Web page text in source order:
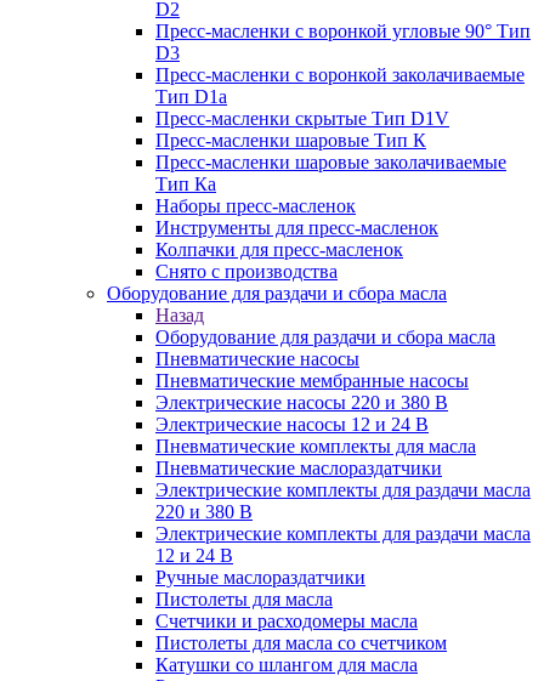
D2
Пресс-масленки с воронкой угловые 90° Тип
D3
Пресс-масленки с воронкой заколачиваемые
Тип D1a
Пресс-масленки скрытые Тип D1V
Пресс-масленки шаровые Тип К
Пресс-масленки шаровые заколачиваемые
Тип Кa
Наборы пресс-масленок
Инструменты для пресс-масленок
Колпачки для пресс-масленок
Снято с производства
Оборудование для раздачи и сбора масла
Назад
Оборудование для раздачи и сбора масла
Пневматические насосы
Пневматические мембранные насосы
Электрические насосы 220 и 380 В
Электрические насосы 12 и 24 В
Пневматические комплекты для масла
Пневматические маслораздатчики
Электрические комплекты для раздачи масла
220 и 380 В
Электрические комплекты для раздачи масла
12 и 24 В
Ручные маслораздатчики
Пистолеты для масла
Счетчики и расходомеры масла
Пистолеты для масла со счетчиком
Катушки со шлангом для масла